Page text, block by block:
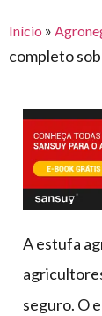
para
feira
piscinas
epi's
e
e
de
Início »
completo
A estufa
seguro. O